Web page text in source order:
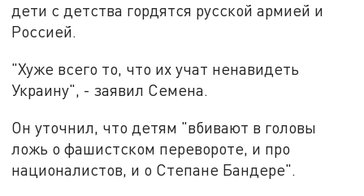
дети с детства гордятся русской армией и
Россией.
"Хуже всего то, что их учат ненавидеть
Украину", - заявил Семена.
Он уточнил, что детям "вбивают в головы
ложь о фашистском перевороте, и про
националистов, и о Степане Бандере".